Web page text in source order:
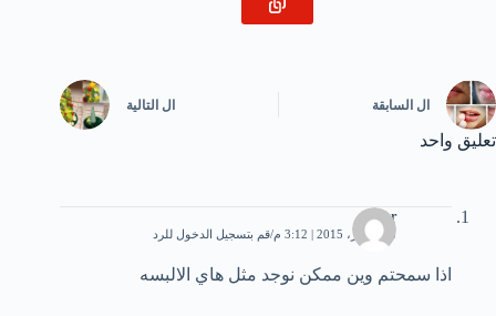
ال السابقة ال التالية
تعليق واحد
amr
28 أكتوبر، 2015 | 3:12 م قم بتسجيل الدخول للرد
اذا سمحتم وين ممكن نوجد مثل هاي الالبسه